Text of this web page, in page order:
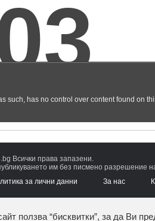
Всички права запазени.
им без писмено разрешение
за лични данни За нас
ползва “бисквитки”, за да Ви